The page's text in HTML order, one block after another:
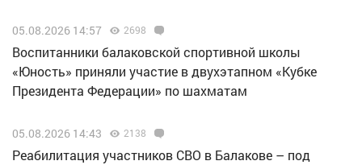
05.08.2026 14:57 2698
Воспитанники балаковской спортивной школы
«Юность» приняли участие в двухэтапном «Кубке
Президента Федерации» по шахматам
05.08.2026 14:43 2138
Реабилитация участников СВО в Балакове – под